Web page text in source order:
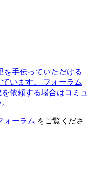
を手伝っていただける
います。
フォーラム
依頼する場合はコミュ
ォーラム をご覧くださ